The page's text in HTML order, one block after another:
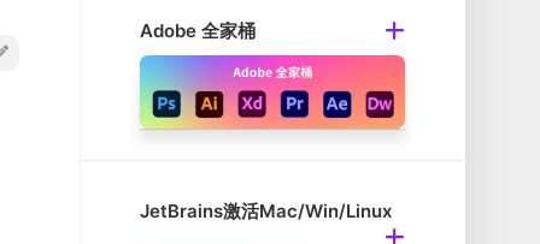
Adobe 全家桶
JetBrains激活Mac/Win/Linux